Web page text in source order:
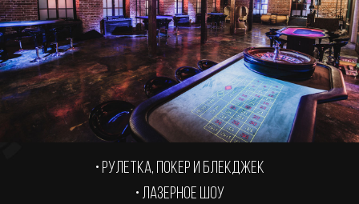
• Рулетка, покер и блекджек
• Лазерное шоу